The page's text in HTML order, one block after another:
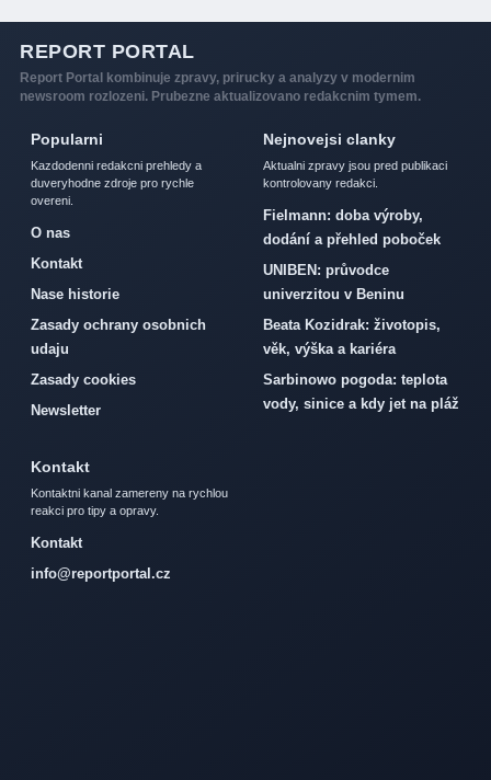
REPORT PORTAL
Report Portal kombinuje zpravy, prirucky a analyzy v modernim
newsroom rozlozeni. Prubezne aktualizovano redakcnim tymem.
Popularni
Kazdodenni redakcni prehledy a
duveryhodne zdroje pro rychle
overeni.
O nas
Kontakt
Nase historie
Zasady ochrany osobnich
udaju
Zasady cookies
Newsletter
Nejnovejsi clanky
Aktualni zpravy jsou pred publikaci
kontrolovany redakci.
Fielmann: doba výroby,
dodání a přehled poboček
UNIBEN: průvodce
univerzitou v Beninu
Beata Kozidrak: životopis,
věk, výška a kariéra
Sarbinowo pogoda: teplota
vody, sinice a kdy jet na pláž
Kontakt
Kontaktni kanal zamereny na rychlou
reakci pro tipy a opravy.
Kontakt
info@reportportal.cz